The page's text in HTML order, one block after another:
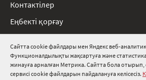
Сайтта cookie файлдары мен Яндекс веб-
Функционалдылықты жақсартуға және
жинауға арналған Метрика. Сайтта бола отырып,
сервисі cookie файлдарын пайдалануға келісесіз.
8 800 511 91 82
Контактілер
Еңбекті қорғау